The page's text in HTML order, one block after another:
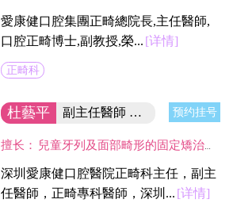
愛康健口腔集團正畸總院長,主任醫師,
口腔正畸博士,副教授,榮... [详情]
正畸科
杜藝平 副主任醫師 口腔醫院正畸科主任 预约挂号
擅长： 兒童牙列及面部畸形的固定矯治和功能矯治技術，成人各類錯頜畸形的功能矯治、固定矯治和隱形矯治，熟練應用20多種正畸産品完成矯治，同時開展青少年嚴重錯頜畸形的早期阻斷性矯治及各種口腔不良習慣的矯治。掌握隱形無痕新技術，貫徹舒適正畸新理念。
深圳愛康健口腔醫院正畸科主任，副主
任醫師，正畸專科醫師，深圳... [详情]